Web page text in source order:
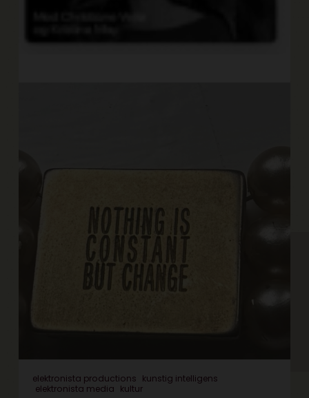
elektronista productions kunstig intelligens
elektronista media kultur